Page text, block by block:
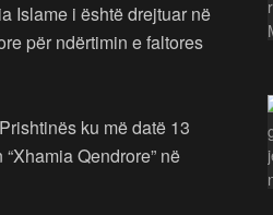
Islame i është drejtuar në
për ndërtimin e faltores
ku më datë 13
Qendrore” në